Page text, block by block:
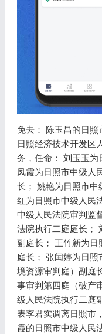
免去： 陈玉昌的日照
日照经济技术开发区
务，任命： 刘玉玉为
凤霞为日照市中级人
长； 姚艳为日照市中
红为日照市中级人民
中级人民法院审判监
法院执行二庭庭长；
副庭长； 王竹新为日
庭长； 张闰婷为日
境资源审判庭）副庭
事审判第四庭（破产
级人民法院执行二庭
表李君实调离日照市
霞的日照市中级人民